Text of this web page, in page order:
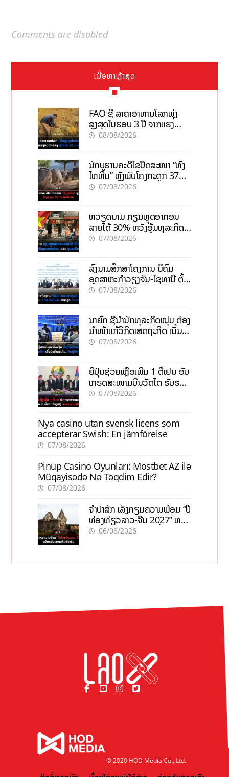
Comments are disabled
ເນື້ອຫາຫຼ້າສຸດ
FAO ຊີ້ ລາຄາອາຫານໂລກພຸ່ງ
ສູງສຸດໃນຮອບ 3 ປີ ຈາກແຮງ
ກົດດັນຂອງສົງຄາມ, El nino
08/08/2026
ນັກບູຮານຄະດີໄຂປິດສະໜາ “ທົ່ງ
ໄຫຫີນ” ຫຼັງພົບໂຄງກະດູກ 37
ຄົນໃນຫີນຍັກ
07/08/2026
ຫວຽດນາມ ກຽມຫຼຸດອາກອນ
ລາຍໄດ້ 30% ຫວັງອູ້ມທຸລະກິດ
ຂະໜາດນ້ອຍ ແລະ ຈຸນລະ
07/08/2026
ລົງນາມສຶກສາໂຄງການ ນິຄົມ
ອຸດສາຫະກຳວຽງຈັນ-ໄຊທານີ ຕັ້ງ
ເປົ້າດຶງທຶນ 150 ລ້ານໂດລາ, ສ້າງ
07/08/2026
ນາຍົກ ຊີ້ນຳນັກທຸລະກິດໜຸ່ມ ຕ້ອງ
ນຳໜ້າແກ້ວິກິດເສດຖະກິດ ເນັ້ນດຶງ
ທຶນສາກົນ, ຫັນສູ່ດິຈິຕອນ
07/08/2026
ຍີ່ປຸ່ນຊ່ວຍເຫຼືອເພີ່ມ 1 ຕື້ເຢນ ອັບ
ເກຣດສະໜາມບິນວັດໄຕ ຮັບຮອງ
ການເຕີບໂຕ
07/08/2026
Nya casino utan svensk licens som
accepterar Swish: En jämförelse
07/08/2026
Pinup Casino Oyunları: Mostbet AZ ilə
Müqayisədə Nə Təqdim Edir?
07/08/2026
ຈຳປາສັກ ເລັ່ງກຽມຄວາມພ້ອມ “ປີ
ທ່ອງທ່ຽວລາວ-ຈີນ 2027” ຫວັງ
ກະຕຸ້ນເສດຖະກິດທ້ອງຖິ່ນ
06/08/2026
© 2020 HOD Media Co., Ltd.